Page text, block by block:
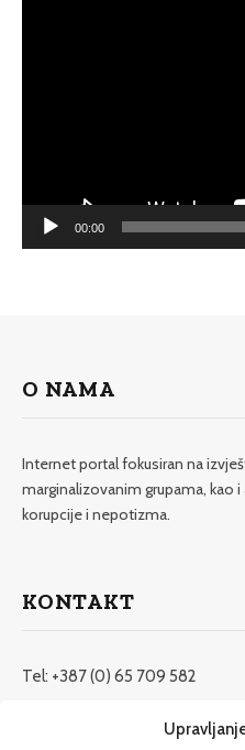
00:00
O NAMA
Internet portal fokusiran na
marginalizovanim grupama, kao
korupcije i nepotizma.
KONTAKT
Tel: +387 (0) 65 709 582
redakcija@etrafika.net